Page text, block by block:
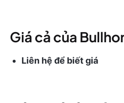
Giá cả của
Liên hệ để biết giá